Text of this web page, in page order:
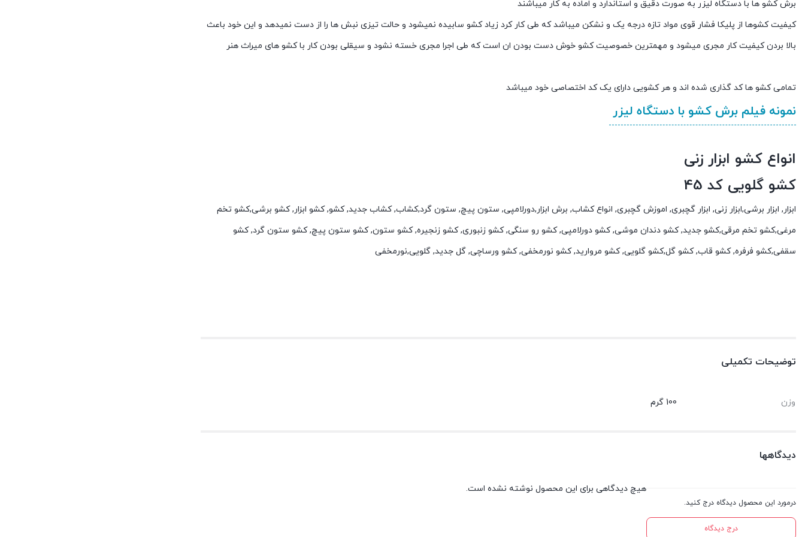
برش کشو ها با دستگاه لیزر به صورت دقیق و استاندارد و اماده به کار میباشند
کیفیت کشوها از پلیکا فشار قوی مواد تازه درجه یک و نشکن میباشد که طی کار کرد زیاد کشو سابیده نمیشود و حالت تیزی نبش ها را از دست نمیدهد و این خود باعث
بالا بردن کیفیت کار مجری میشود و مهمترین خصوصیت کشو خوش دست بودن ان است که طی اجرا مجری خسته نشود و سیقلی بودن کار با کشو های میراث هنر
تمامی کشو ها کد گذاری شده اند و هر کشویی دارای یک کد اختصاصی خود میباشد
نمونه فیلم برش کشو با دستگاه لیزر
انواع کشو ابزار زنی
کشو گلویی کد 45
ابزار, ابزار برشی,ابزار زنی, ابزار گچبری, اموزش گچبری, انواع کشاب, برش ابزار,دورلامپی, ستون پیچ, ستون گرد,کشاب, کشاب جدید, کشو, کشو ابزار, کشو برشی,کشو تخم
مرغی,کشو تخم مرقی,کشو جدید, کشو دندان موشی, کشو دورلامپی, کشو رو سنگی, کشو زنبوری, کشو زنجیره, کشو ستون, کشو ستون پیچ, کشو ستون گرد, کشو
سقفی,کشو فرفره, کشو قاب, کشو گل,کشو گلویی, کشو مروارید, کشو نورمخفی, کشو ورساچی, گل جدید, گلویی,نورمخفی
توضیحات تکمیلی
وزن 100 گرم
دیدگاهها
درمورد این محصول دیدگاه درج کنید.
درج دیدگاه
هیچ دیدگاهی برای این محصول نوشته نشده است.